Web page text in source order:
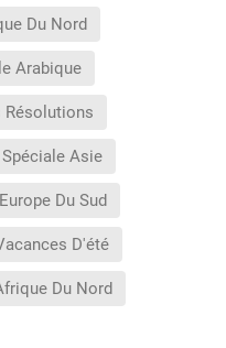
Du Nord
Arabique
Résolutions
Asie
Du Sud
D'été
Du Nord